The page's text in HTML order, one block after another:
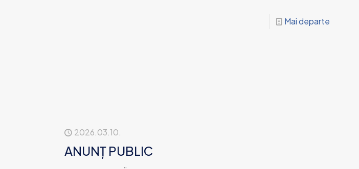
Mai departe
2026.03.10.
ANUNȚ PUBLIC